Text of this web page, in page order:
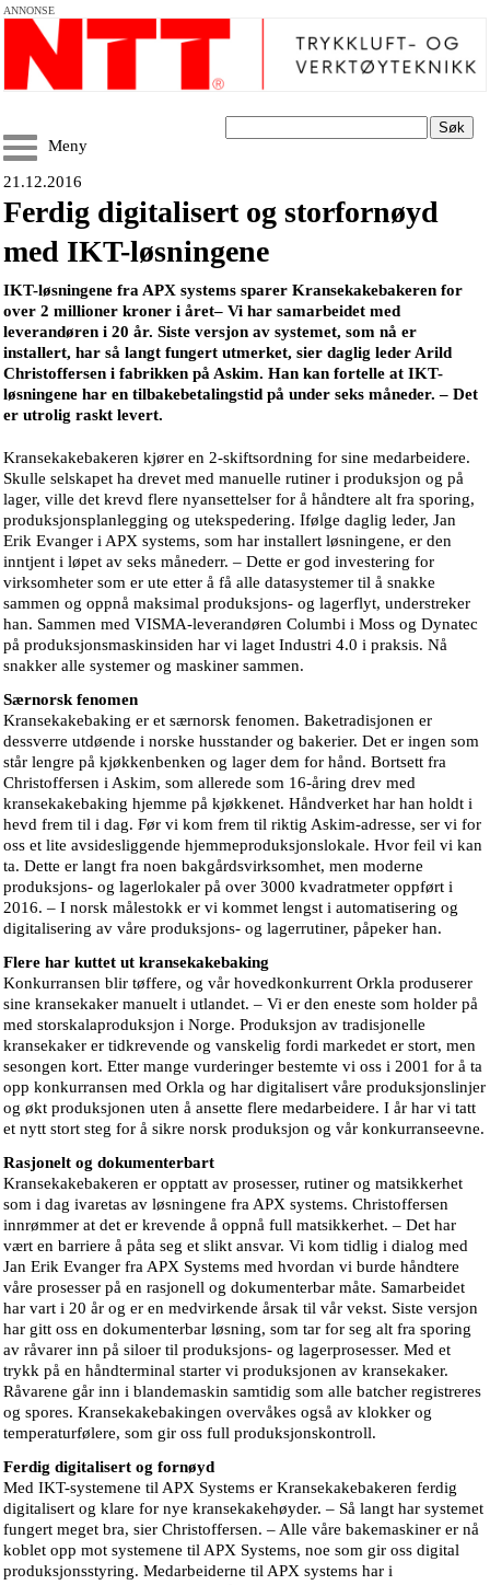
ANNONSE
Søk
Meny
21.12.2016
Ferdig digitalisert og storfornøyd
med IKT-løsningene
IKT-løsningene fra APX systems sparer Kransekakebakeren for
over 2 millioner kroner i året– Vi har samarbeidet med
leverandøren i 20 år. Siste versjon av systemet, som nå er
installert, har så langt fungert utmerket, sier daglig leder Arild
Christoffersen i fabrikken på Askim. Han kan fortelle at IKT-
løsningene har en tilbakebetalingstid på under seks måneder. – Det
er utrolig raskt levert.
Kransekakebakeren kjører en 2-skiftsordning for sine medarbeidere.
Skulle selskapet ha drevet med manuelle rutiner i produksjon og på
lager, ville det krevd flere nyansettelser for å håndtere alt fra sporing,
produksjonsplanlegging og utekspedering. Ifølge daglig leder, Jan
Erik Evanger i APX systems, som har installert løsningene, er den
inntjent i løpet av seks månederr. – Dette er god investering for
virksomheter som er ute etter å få alle datasystemer til å snakke
sammen og oppnå maksimal produksjons- og lagerflyt, understreker
han. Sammen med VISMA-leverandøren Columbi i Moss og Dynatec
på produksjonsmaskinsiden har vi laget Industri 4.0 i praksis. Nå
snakker alle systemer og maskiner sammen.
Særnorsk fenomen
Kransekakebaking er et særnorsk fenomen. Baketradisjonen er
dessverre utdøende i norske husstander og bakerier. Det er ingen som
står lengre på kjøkkenbenken og lager dem for hånd. Bortsett fra
Christoffersen i Askim, som allerede som 16-åring drev med
kransekakebaking hjemme på kjøkkenet. Håndverket har han holdt i
hevd frem til i dag. Før vi kom frem til riktig Askim-adresse, ser vi for
oss et lite avsidesliggende hjemmeproduksjonslokale. Hvor feil vi kan
ta. Dette er langt fra noen bakgårdsvirksomhet, men moderne
produksjons- og lagerlokaler på over 3000 kvadratmeter oppført i
2016. – I norsk målestokk er vi kommet lengst i automatisering og
digitalisering av våre produksjons- og lagerrutiner, påpeker han.
Flere har kuttet ut kransekakebaking
Konkurransen blir tøffere, og vår hovedkonkurrent Orkla produserer
sine kransekaker manuelt i utlandet. – Vi er den eneste som holder på
med storskalaproduksjon i Norge. Produksjon av tradisjonelle
kransekaker er tidkrevende og vanskelig fordi markedet er stort, men
sesongen kort. Etter mange vurderinger bestemte vi oss i 2001 for å ta
opp konkurransen med Orkla og har digitalisert våre produksjonslinjer
og økt produksjonen uten å ansette flere medarbeidere. I år har vi tatt
et nytt stort steg for å sikre norsk produksjon og vår konkurranseevne.
Rasjonelt og dokumenterbart
Kransekakebakeren er opptatt av prosesser, rutiner og matsikkerhet
som i dag ivaretas av løsningene fra APX systems. Christoffersen
innrømmer at det er krevende å oppnå full matsikkerhet. – Det har
vært en barriere å påta seg et slikt ansvar. Vi kom tidlig i dialog med
Jan Erik Evanger fra APX Systems med hvordan vi burde håndtere
våre prosesser på en rasjonell og dokumenterbar måte. Samarbeidet
har vart i 20 år og er en medvirkende årsak til vår vekst. Siste versjon
har gitt oss en dokumenterbar løsning, som tar for seg alt fra sporing
av råvarer inn på siloer til produksjons- og lagerprosesser. Med et
trykk på en håndterminal starter vi produksjonen av kransekaker.
Råvarene går inn i blandemaskin samtidig som alle batcher registreres
og spores. Kransekakebakingen overvåkes også av klokker og
temperaturfølere, som gir oss full produksjonskontroll.
Ferdig digitalisert og fornøyd
Med IKT-systemene til APX Systems er Kransekakebakeren ferdig
digitalisert og klare for nye kransekakehøyder. – Så langt har systemet
fungert meget bra, sier Christoffersen. – Alle våre bakemaskiner er nå
koblet opp mot systemene til APX Systems, noe som gir oss digital
produksjonsstyring. Medarbeiderne til APX systems har i